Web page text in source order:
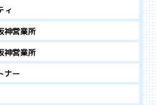
ィ
神営業所
神営業所
ナー